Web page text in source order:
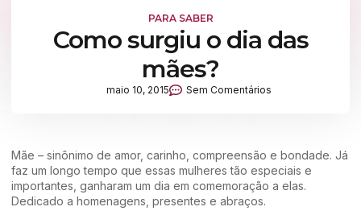
PARA SABER
Como surgiu o dia das
mães?
maio 10, 2015 Sem Comentários
Mãe – sinônimo de amor, carinho, compreensão e bondade. Já
faz um longo tempo que essas mulheres tão especiais e
importantes, ganharam um dia em comemoração a elas.
Dedicado a homenagens, presentes e abraços.